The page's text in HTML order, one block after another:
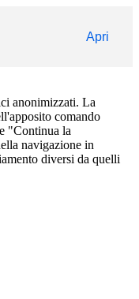
Apri
anonimizzati. La
comando
"Continua la
navigazione in
diversi da quelli